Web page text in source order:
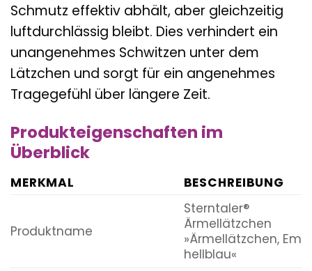
Schmutz effektiv abhält, aber gleichzeitig
luftdurchlässig bleibt. Dies verhindert ein
unangenehmes Schwitzen unter dem
Lätzchen und sorgt für ein angenehmes
Tragegefühl über längere Zeit.
Produkteigenschaften im
Überblick
MERKMAL BESCHREIBUNG
Produktname
Sterntaler®
Ärmellätzchen
»Ärmellätzchen,
hellblau«